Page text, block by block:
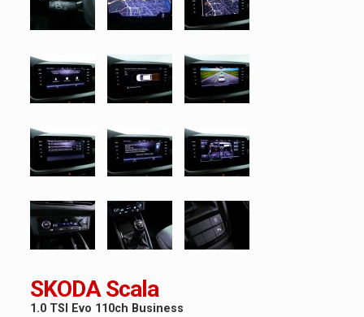
SKODA Scala
1.0 TSI Evo 110ch Business